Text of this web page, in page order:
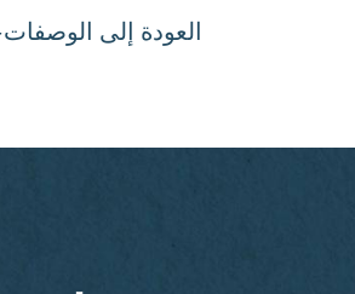
العودة إلى الوصفات